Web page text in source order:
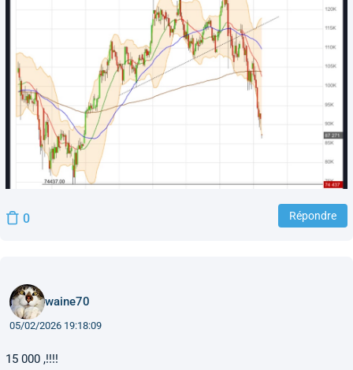
0 Répondre
waine70
05/02/2026 19:18:09
15 000 ,!!!!